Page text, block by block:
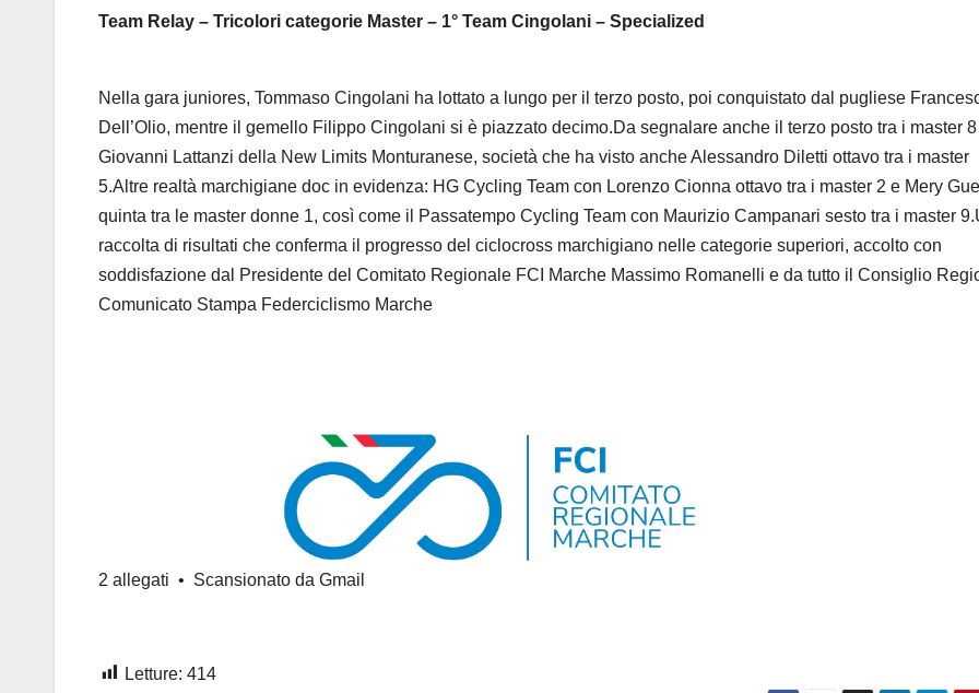
Team Relay – Tricolori categorie Master – 1° Team Cingolani – Specialized
Nella gara juniores, Tommaso Cingolani ha lottato a lungo per il terzo posto, poi conquistato dal pugliese
Dell’Olio, mentre il gemello Filippo Cingolani si è piazzato decimo.Da segnalare anche il terzo posto tra i master
Giovanni Lattanzi della New Limits Monturanese, società che ha visto anche Alessandro Diletti ottavo tra i master
5.Altre realtà marchigiane doc in evidenza: HG Cycling Team con Lorenzo Cionna ottavo tra i master 2 e Mery
quinta tra le master donne 1, così come il Passatempo Cycling Team con Maurizio Campanari sesto tra i master 9.
raccolta di risultati che conferma il progresso del ciclocross marchigiano nelle categorie superiori, accolto con
soddisfazione dal Presidente del Comitato Regionale FCI Marche Massimo Romanelli e da tutto il Consiglio
Comunicato Stampa Federciclismo Marche
2 allegati • Scansionato da Gmail
Letture: 414